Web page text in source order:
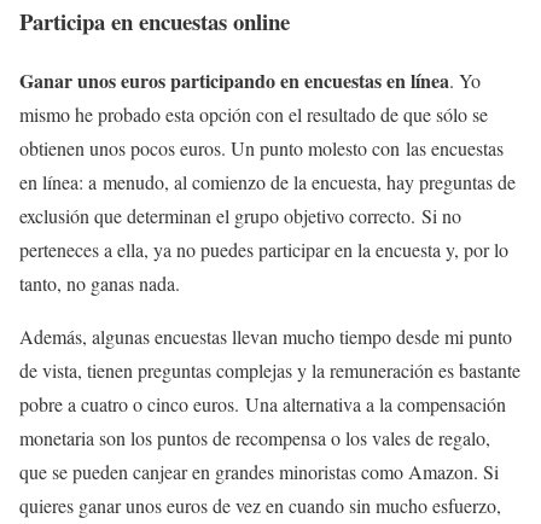
Participa en encuestas online
Ganar unos euros participando en encuestas en línea. Yo
mismo he probado esta opción con el resultado de que sólo se
obtienen unos pocos euros. Un punto molesto con las encuestas
en línea: a menudo, al comienzo de la encuesta, hay preguntas de
exclusión que determinan el grupo objetivo correcto. Si no
perteneces a ella, ya no puedes participar en la encuesta y, por lo
tanto, no ganas nada.
Además, algunas encuestas llevan mucho tiempo desde mi punto
de vista, tienen preguntas complejas y la remuneración es bastante
pobre a cuatro o cinco euros. Una alternativa a la compensación
monetaria son los puntos de recompensa o los vales de regalo,
que se pueden canjear en grandes minoristas como Amazon. Si
quieres ganar unos euros de vez en cuando sin mucho esfuerzo,